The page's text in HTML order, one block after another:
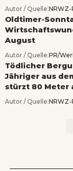
Autor / Quelle:
Oldtimer-
August
Autor / Quelle:PR/
Tödlicher
Jähriger aus
stürzt 80 Meter
Autor / Quelle: